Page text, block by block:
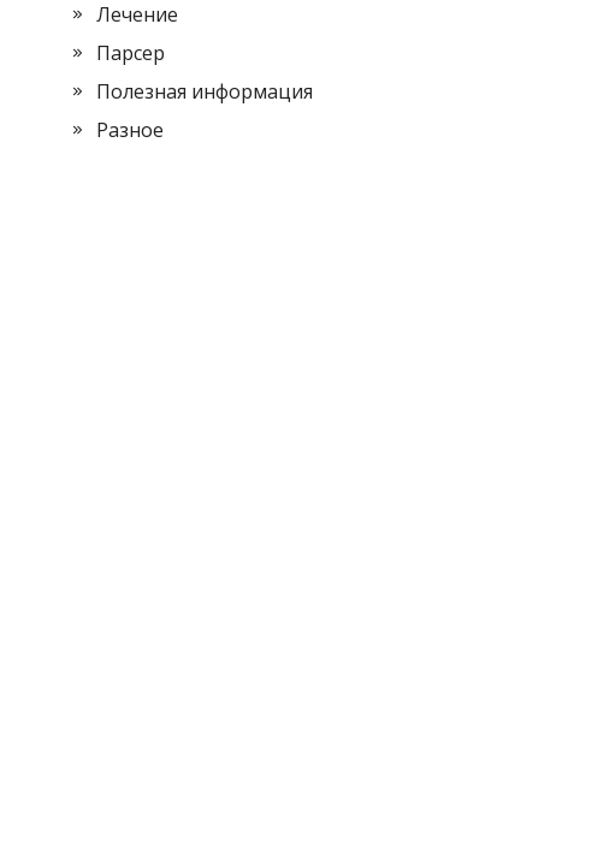
Лечение
Парсер
Полезная информация
Разное